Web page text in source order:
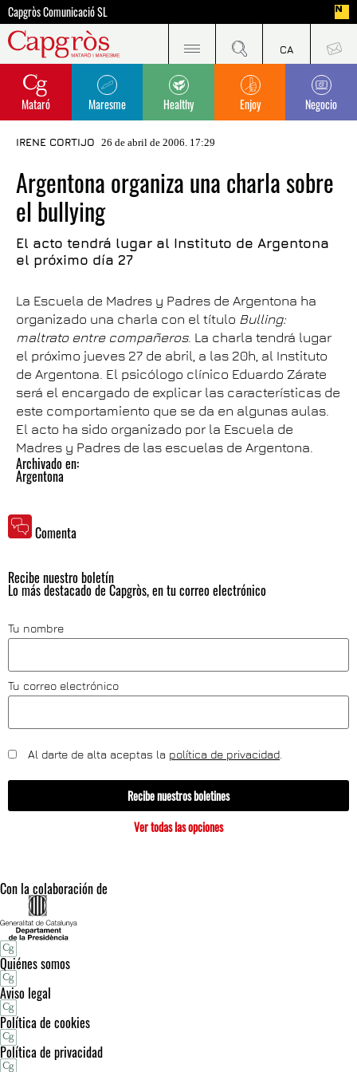
Capgròs Comunicació SL
Mataró Maresme Healthy Enjoy Negocio
IRENE CORTIJO 26 de abril de 2006. 17:29
Argentona organiza una charla sobre
el bullying
El acto tendrá lugar al Instituto de Argentona
el próximo día 27
La Escuela de Madres y Padres de Argentona ha
organizado una charla con el título Bulling:
maltrato entre compañeros. La charla tendrá lugar
el próximo jueves 27 de abril, a las 20h, al Instituto
de Argentona. El psicólogo clínico Eduardo Zárate
será el encargado de explicar las características de
este comportamiento que se da en algunas aulas.
El acto ha sido organizado por la Escuela de
Madres y Padres de las escuelas de Argentona.
Archivado en:
Argentona
Comenta
Recibe nuestro boletín
Lo más destacado de Capgròs, en tu correo electrónico
Tu nombre
Tu correo electrónico
Al darte de alta aceptas la política de privacidad
Recibe nuestros boletines
Ver todas las opciones
Con la colaboración de
Quiénes somos
Aviso legal
Política de cookies
Política de privacidad